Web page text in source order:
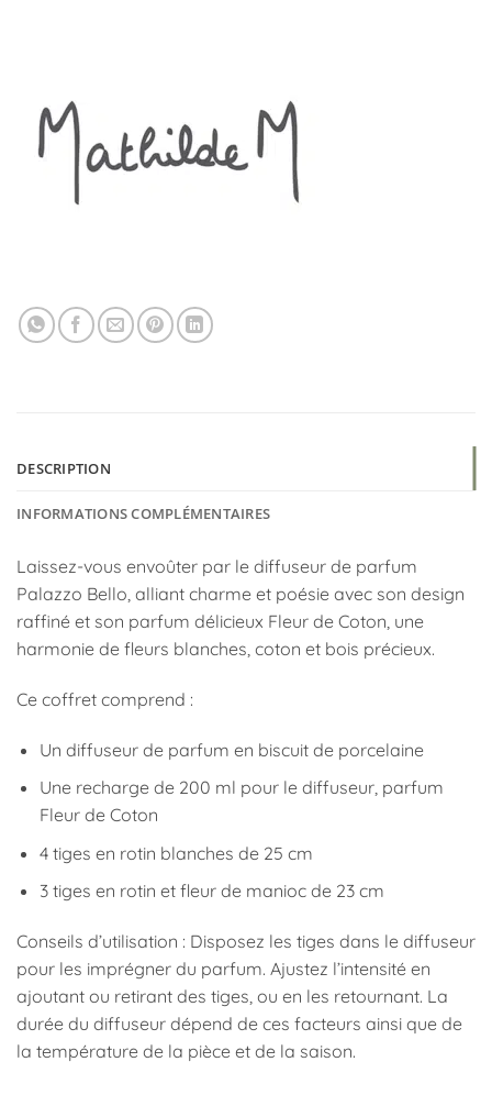
DESCRIPTION
INFORMATIONS COMPLÉMENTAIRES
Laissez-vous envoûter par le diffuseur de parfum
Palazzo Bello, alliant charme et poésie avec son design
raffiné et son parfum délicieux Fleur de Coton, une
harmonie de fleurs blanches, coton et bois précieux.
Ce coffret comprend :
Un diffuseur de parfum en biscuit de porcelaine
Une recharge de 200 ml pour le diffuseur, parfum
Fleur de Coton
4 tiges en rotin blanches de 25 cm
3 tiges en rotin et fleur de manioc de 23 cm
Conseils d’utilisation : Disposez les tiges dans le diffuseur
pour les imprégner du parfum. Ajustez l’intensité en
ajoutant ou retirant des tiges, ou en les retournant. La
durée du diffuseur dépend de ces facteurs ainsi que de
la température de la pièce et de la saison.